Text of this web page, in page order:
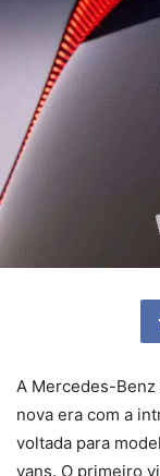
A Mercedes-
nova era com a
voltada para
vans. O primeiro